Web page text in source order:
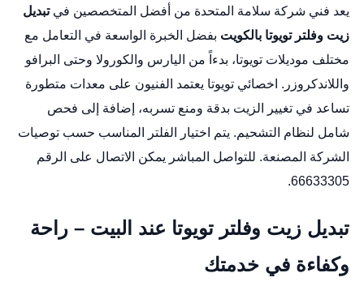
يعد فني شركة سلامة المتحدة من أفضل المتخصصين فيتبديل
زيت وفلتر تويوتا بالكويت بفضل الخبرة الواسعة في التعامل مع
مختلف موديلات تويوتا، بدءاً من اليارس والكورولا وحتى البرافو
واللاندكروزر. اخصائي تويوتا يعتمد الفنيون على معدات متطورة
تساعد في تغيير الزيت بدقة ومنع تسربه، إضافة إلى فحص
شامل لنظام التشحيم. يتم اختيار الفلتر المناسب حسب توصيات
الشركة المصنعة. للتواصل المباشر يمكن الاتصال على الرقم
66633305.
تبديل زيت وفلتر تويوتا عند البيت – راحة
وكفاءة في خدمتك